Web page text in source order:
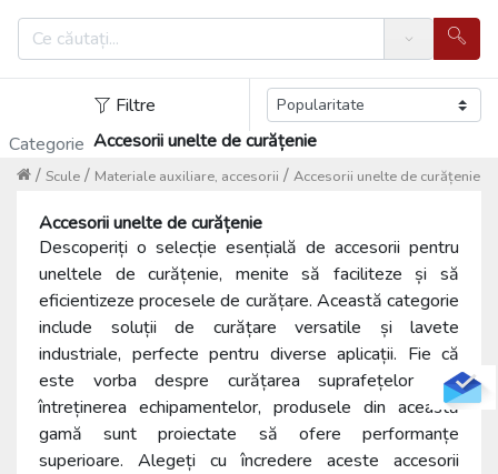
Search
Filtre
Categorie Accesorii unelte de curățenie
Accesorii unelte de curățenie
/
Materiale auxiliare, accesorii
/
Scule
/
Accesorii unelte de curățenie
Descoperiți o selecție esențială de accesorii pentru
uneltele de curățenie, menite să faciliteze și să
eficientizeze procesele de curățare. Această categorie
include soluții de curățare versatile și lavete
industriale, perfecte pentru diverse aplicații. Fie că
este vorba despre curățarea suprafețelor sau
întreținerea echipamentelor, produsele din această
gamă sunt proiectate să ofere performanțe
superioare. Alegeți cu încredere aceste accesorii